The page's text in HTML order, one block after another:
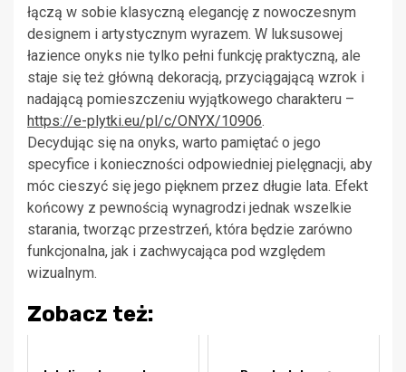
łączą w sobie klasyczną elegancję z nowoczesnym
designem i artystycznym wyrazem. W luksusowej
łazience onyks nie tylko pełni funkcję praktyczną, ale
staje się też główną dekoracją, przyciągającą wzrok i
nadającą pomieszczeniu wyjątkowego charakteru –
https://e-plytki.eu/pl/c/ONYX/10906.
Decydując się na onyks, warto pamiętać o jego
specyfice i konieczności odpowiedniej pielęgnacji, aby
móc cieszyć się jego pięknem przez długie lata. Efekt
końcowy z pewnością wynagrodzi jednak wszelkie
starania, tworząc przestrzeń, która będzie zarówno
funkcjonalna, jak i zachwycająca pod względem
wizualnym.
Zobacz też: